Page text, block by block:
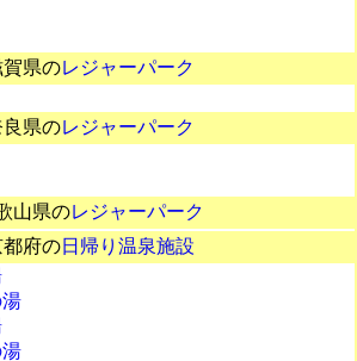
賀県のレジャーパーク
良県のレジャーパーク
山県のレジャーパーク
都府の日帰り温泉施設